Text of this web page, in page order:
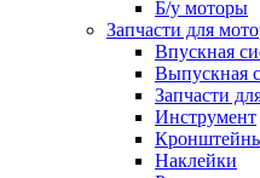
Б/у моторы
Запчасти для
Впускная
Выпускная
Запчасти
Инструмент
Наклейки